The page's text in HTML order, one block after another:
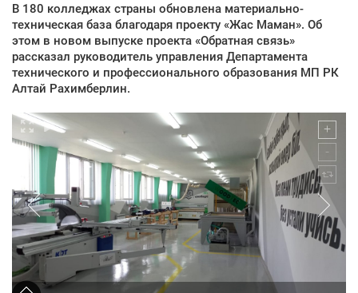
В 180 колледжах страны обновлена материально-
техническая база благодаря проекту «Жас Маман». Об
этом в новом выпуске проекта «Обратная связь»
рассказал руководитель управления Департамента
технического и профессионального образования МП РК
Алтай Рахимберлин.